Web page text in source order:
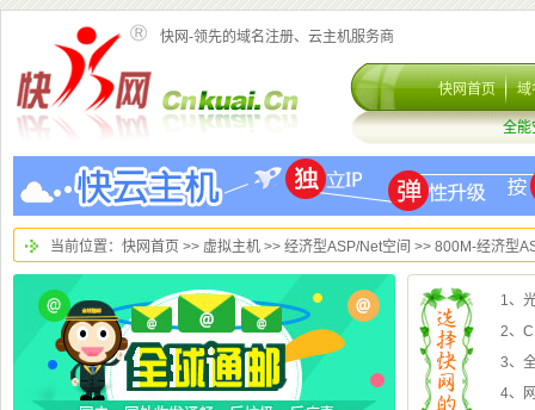
快网-领先的域名注册、云主机服务商
> > >> 800M-经济型
2、
3、
4、